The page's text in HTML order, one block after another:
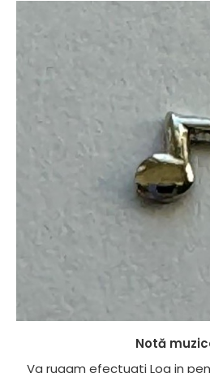
Notă
Va rugam efectuati Log in